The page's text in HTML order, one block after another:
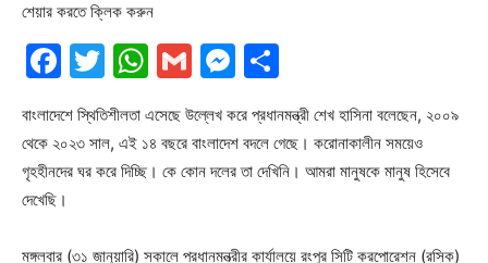
শেয়ার করতে ক্লিক করুন
Facebook
Twitter
WhatsApp
GmailMessenger
বাংলাদেশে স্থিতিশীলতা এসেছে উল্লেখ করে প্রধানমন্ত্রী শেখ হাসিনা বলেছেন, ২০০৯
থেকে ২০২৩ সাল, এই ১৪ বছরে বাংলাদেশ বদলে গেছে। করোনাকালীন সময়েও
গৃহহীনদের ঘর করে দিচ্ছি। কে কোন দলের তা দেখিনি। আমরা মানুষকে মানুষ হিসেবে
দেখেছি।
মঙ্গলবার (৩১ জানুয়ারি) সকালে প্রধানমন্ত্রীর কার্যালয়ে রংপুর সিটি করপোরেশন (রসিক)